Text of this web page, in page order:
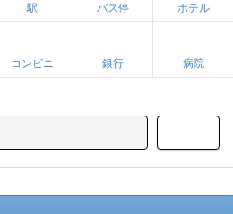
駅 バス停 ホテル
コンビニ 銀行 病院